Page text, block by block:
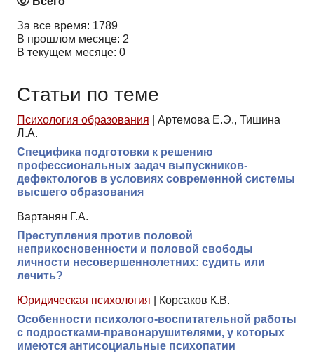
За все время: 1789
В прошлом месяце: 2
В текущем месяце: 0
Статьи по теме
Психология образования
Артемова Е.Э., Тишина
Л.А.
Специфика подготовки к решению
профессиональных задач выпускников-
дефектологов в условиях современной системы
высшего образования
Вартанян Г.А.
Преступления против половой
неприкосновенности и половой свободы
личности несовершеннолетних: судить или
лечить?
Юридическая психология
Корсаков К.В.
Особенности психолого-воспитательной работы
c подростками-правонарушителями, у которых
имеются антисоциальные психопатии